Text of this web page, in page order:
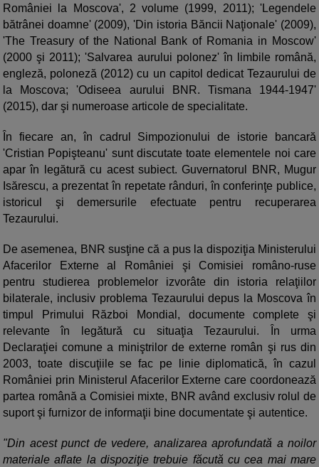
României la Moscova', 2 volume (1999, 2011); 'Legendele
bătrânei doamne' (2009), 'Din istoria Băncii Naţionale' (2009),
'The Treasury of the National Bank of Romania in Moscow'
(2000 şi 2011); 'Salvarea aurului polonez' în limbile română,
engleză, poloneză (2012) cu un capitol dedicat Tezaurului de
la Moscova; 'Odiseea aurului BNR. Tismana 1944-1947'
(2015), dar şi numeroase articole de specialitate.
În fiecare an, în cadrul Simpozionului de istorie bancară
'Cristian Popişteanu' sunt discutate toate elementele noi care
apar în legătură cu acest subiect. Guvernatorul BNR, Mugur
Isărescu, a prezentat în repetate rânduri, în conferinţe publice,
istoricul şi demersurile efectuate pentru recuperarea
Tezaurului.
De asemenea, BNR susţine că a pus la dispoziţia Ministerului
Afacerilor Externe al României şi Comisiei româno-ruse
pentru studierea problemelor izvorâte din istoria relaţiilor
bilaterale, inclusiv problema Tezaurului depus la Moscova în
timpul Primului Război Mondial, documente complete şi
relevante în legătură cu situaţia Tezaurului. În urma
Declaraţiei comune a miniştrilor de externe român şi rus din
2003, toate discuţiile se fac pe linie diplomatică, în cazul
României prin Ministerul Afacerilor Externe care coordonează
partea română a Comisiei mixte, BNR având exclusiv rolul de
suport şi furnizor de informaţii bine documentate şi autentice.
"Din acest punct de vedere, analizarea aprofundată a noilor
materiale aflate la dispoziţie trebuie făcută cu cea mai mare